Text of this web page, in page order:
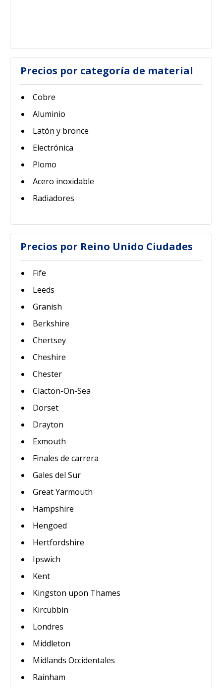
Precios por categoría de material
Cobre
Aluminio
Latón y bronce
Electrónica
Plomo
Acero inoxidable
Radiadores
Precios por Reino Unido Ciudades
Fife
Leeds
Granish
Berkshire
Chertsey
Cheshire
Chester
Clacton-On-Sea
Dorset
Drayton
Exmouth
Finales de carrera
Gales del Sur
Great Yarmouth
Hampshire
Hengoed
Hertfordshire
Ipswich
Kent
Kingston upon Thames
Kircubbin
Londres
Middleton
Midlands Occidentales
Rainham